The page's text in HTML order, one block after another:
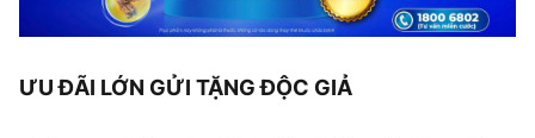
ƯU ĐÃI LỚN GỬI TẶNG ĐỘC GIẢ